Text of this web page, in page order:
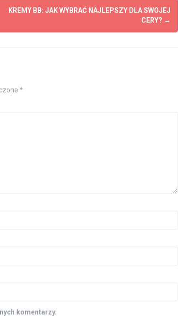
KREMY BB: JAK WYBRAĆ NAJLEPSZY DLA SWOJEJ
CERY? →
*
komentarzy.